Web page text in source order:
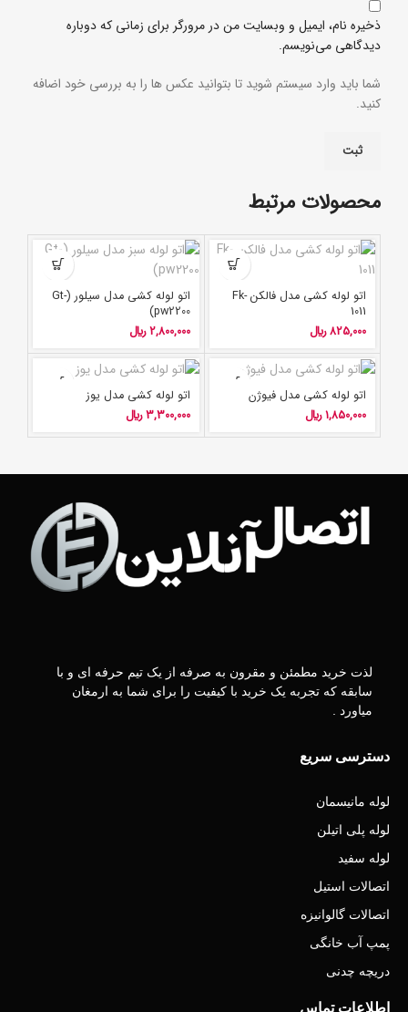
ذخیره نام، ایمیل و وبسایت من در مرورگر برای زمانی که دوباره
دیدگاهی می‌نویسم.
شما باید وارد سیستم شوید تا بتوانید عکس ها را به بررسی خود اضافه
کنید.
محصولات مرتبط
اتو لوله کشی مدل فالکن Fk-
1011
825,000 ﷼
اتو لوله کشی مدل سیلور (Gt-
pw2200)
2,800,000 ﷼
اتو لوله کشی مدل فیوژن
1,850,000 ﷼
اتو لوله کشی مدل یوز
3,300,000 ﷼
لذت خرید مطمئن و مقرون به صرفه از یک تیم حرفه ای و با
سابقه که تجربه یک خرید با کیفیت را برای شما به ارمغان
میاورد .
دسترسی سریع
لوله مانیسمان
لوله پلی اتیلن
لوله سفید
اتصالات استیل
اتصالات گالوانیزه
پمپ آب خانگی
دریچه چدنی
اطلاعات تماس